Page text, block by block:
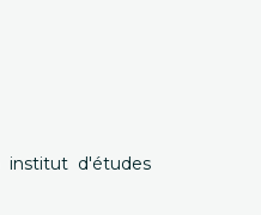
institut d'études